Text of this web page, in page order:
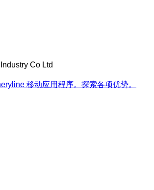
Co Ltd
移动应用程序。探索各项优势。